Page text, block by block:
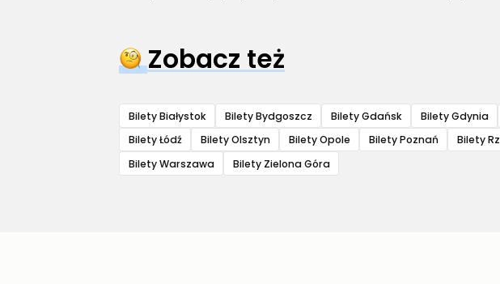
Zobacz też
Bilety Białystok Bilety Bydgoszcz Bilety Gdańsk Bilety Gdynia
Bilety Łódź
Bilety Olsztyn Bilety Opole Bilety Poznań Bilety
Bilety Warszawa
Bilety Zielona Góra